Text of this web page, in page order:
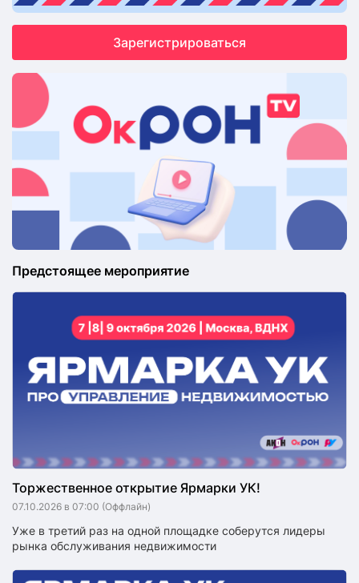
Зарегистрироваться
Предстоящее мероприятие
Торжественное открытие Ярмарки УК!
07.10.2026 в 07:00 (Оффлайн)
Уже в третий раз на одной площадке соберутся лидеры
рынка обслуживания недвижимости